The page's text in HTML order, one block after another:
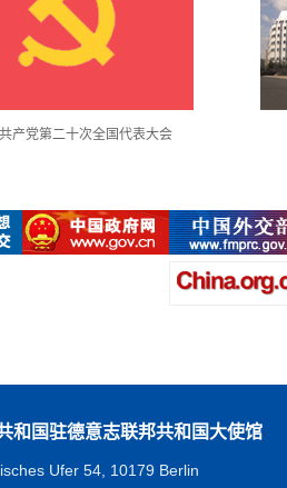
产党第二十次全国代表大会
和国驻德意志联邦共和国大使馆
Ufer 54, 10179 Berlin